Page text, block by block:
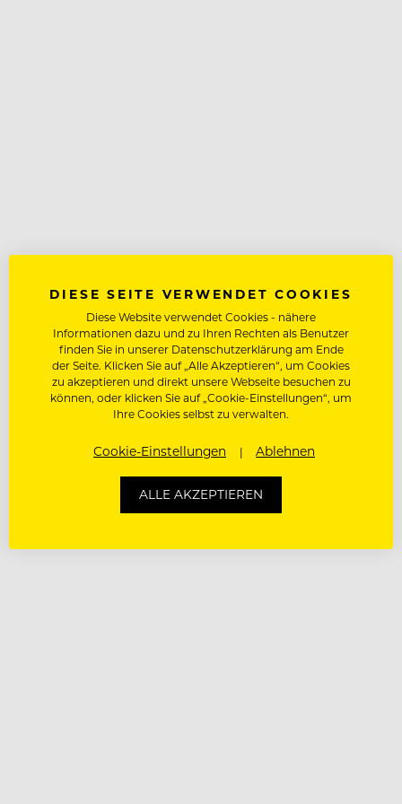
DIESE SEITE VERWENDET COOKIES
Diese Website verwendet Cookies - nähere
Informationen dazu und zu Ihren Rechten als Benutzer
finden Sie in unserer Datenschutzerklärung am Ende
der Seite. Klicken Sie auf „Alle Akzeptieren“, um Cookies
zu akzeptieren und direkt unsere Webseite besuchen zu
können, oder klicken Sie auf „Cookie-Einstellungen“, um
Ihre Cookies selbst zu verwalten.
Cookie-Einstellungen Ablehnen
ALLE AKZEPTIEREN